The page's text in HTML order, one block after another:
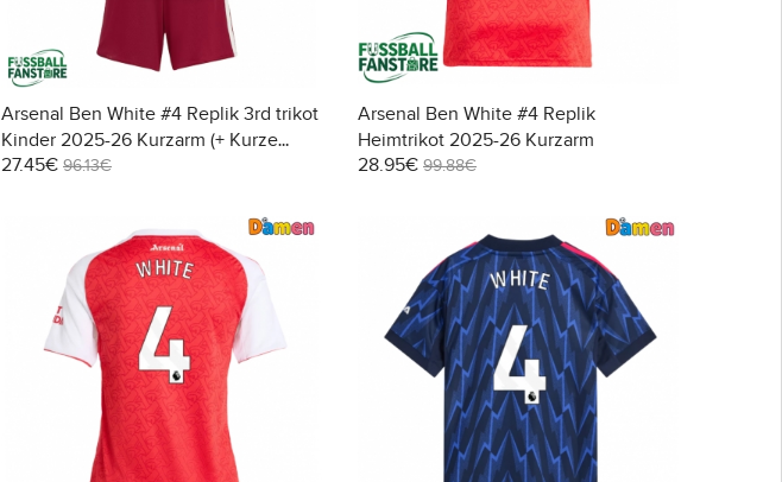
Arsenal Ben White #4 Replik 3rd trikot
Kinder 2025-26 Kurzarm (+ Kurze
Hosen)
27.45€ 96.13€
Arsenal Ben White #4 Replik
Heimtrikot 2025-26 Kurzarm
28.95€ 99.88€